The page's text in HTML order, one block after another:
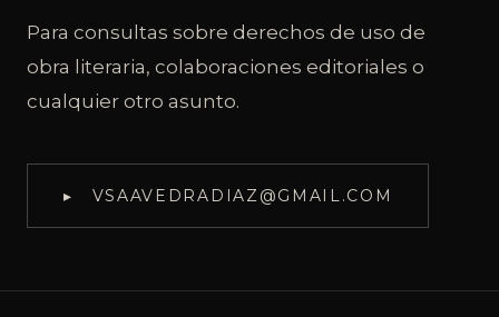
Para consultas sobre derechos de uso de
obra literaria, colaboraciones editoriales o
cualquier otro asunto.
▸ VSAAVEDRADIAZ@GMAIL.COM